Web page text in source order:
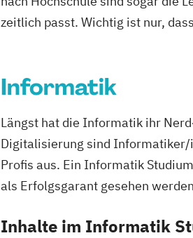
zeitlich passt. Wichtig ist nur,
Informatik
Längst hat die Informatik ihr
Digitalisierung sind Informatiker/
Profis aus. Ein Informatik
als Erfolgsgarant gesehen
Inhalte im Informatik